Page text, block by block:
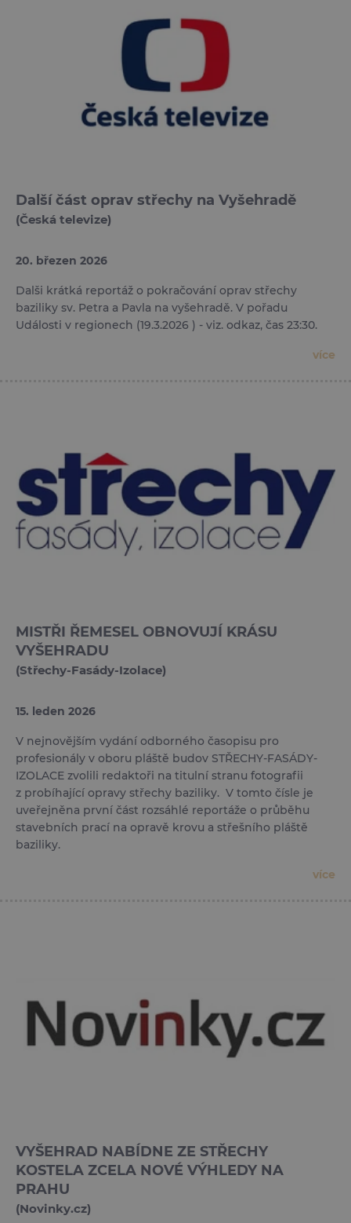
Další část oprav střechy na Vyšehradě
(Česká televize)
20. březen 2026
Dalši krátká reportáž o pokračování oprav střechy
baziliky sv. Petra a Pavla na vyšehradě. V pořadu
Události v regionech (19.3.2026 ) - viz. odkaz, čas 23:30.
více
MISTŘI ŘEMESEL OBNOVUJÍ KRÁSU
VYŠEHRADU
(Střechy-Fasády-Izolace)
15. leden 2026
V nejnovějším vydání odborného časopisu pro
profesionály v oboru pláště budov STŘECHY-FASÁDY-
IZOLACE zvolili redaktoři na titulní stranu fotografii
z probíhající opravy střechy baziliky. V tomto čísle je
uveřejněna první část rozsáhlé reportáže o průběhu
stavebních prací na opravě krovu a střešního pláště
baziliky.
více
VYŠEHRAD NABÍDNE ZE STŘECHY
KOSTELA ZCELA NOVÉ VÝHLEDY NA
PRAHU
(Novinky.cz)